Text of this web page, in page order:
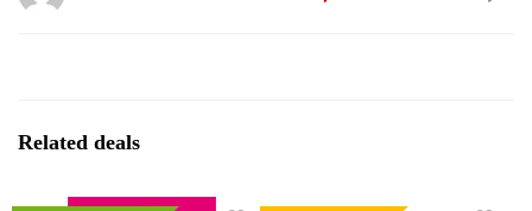
Related deals